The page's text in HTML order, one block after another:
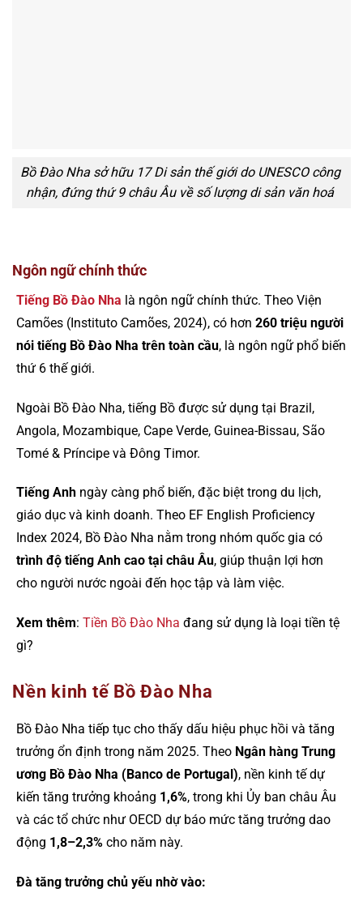
Bồ Đào Nha sở hữu 17 Di sản thế giới do UNESCO công
nhận, đứng thứ 9 châu Âu về số lượng di sản văn hoá
Ngôn ngữ chính thức
Tiếng Bồ Đào Nha là ngôn ngữ chính thức. Theo Viện
Camões (Instituto Camões, 2024), có hơn 260 triệu người
nói tiếng Bồ Đào Nha trên toàn cầu, là ngôn ngữ phổ biến
thứ 6 thế giới.
Ngoài Bồ Đào Nha, tiếng Bồ được sử dụng tại Brazil,
Angola, Mozambique, Cape Verde, Guinea-Bissau, São
Tomé & Príncipe và Đông Timor.
Tiếng Anh ngày càng phổ biến, đặc biệt trong du lịch,
giáo dục và kinh doanh. Theo EF English Proficiency
Index 2024, Bồ Đào Nha nằm trong nhóm quốc gia có
trình độ tiếng Anh cao tại châu Âu, giúp thuận lợi hơn
cho người nước ngoài đến học tập và làm việc.
Xem thêm: Tiền Bồ Đào Nha đang sử dụng là loại tiền tệ
gì?
Nền kinh tế Bồ Đào Nha
Bồ Đào Nha tiếp tục cho thấy dấu hiệu phục hồi và tăng
trưởng ổn định trong năm 2025. Theo Ngân hàng Trung
ương Bồ Đào Nha (Banco de Portugal), nền kinh tế dự
kiến tăng trưởng khoảng 1,6%, trong khi Ủy ban châu Âu
và các tổ chức như OECD dự báo mức tăng trưởng dao
động 1,8–2,3% cho năm này.
Đà tăng trưởng chủ yếu nhờ vào: